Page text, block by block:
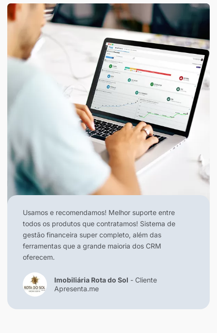
Usamos e recomendamos! Melhor suporte entre
todos os produtos que contratamos! Sistema de
gestão financeira super completo, além das
ferramentas que a grande maioria dos CRM
oferecem.
Imobiliária Rota do Sol - Cliente
Apresenta.me